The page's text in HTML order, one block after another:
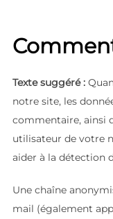
Texte suggéré :
notre site, les
commentaire, ainsi
utilisateur de votre
aider à la détection
Une chaîne
mail (également